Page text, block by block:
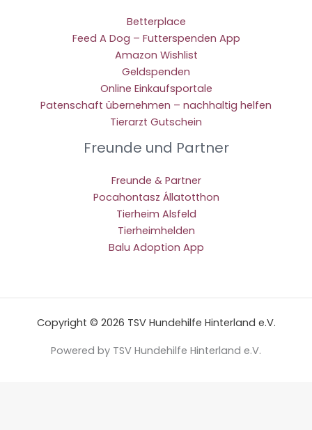
Betterplace
Feed A Dog – Futterspenden App
Amazon Wishlist
Geldspenden
Online Einkaufsportale
Patenschaft übernehmen – nachhaltig helfen
Tierarzt Gutschein
Freunde und Partner
Freunde & Partner
Pocahontasz Állatotthon
Tierheim Alsfeld
Tierheimhelden
Balu Adoption App
Copyright © 2026 TSV Hundehilfe Hinterland e.V.
Powered by TSV Hundehilfe Hinterland e.V.